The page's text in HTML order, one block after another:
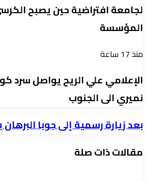
لجامعة افتراضية حين يصبح
المؤسسة
منذ 17 ساعة
الإعلامي علي الريح يواصل سرد
نميري الى الجنوب
بعد
رسمية
بعد زيارة رسمية إلى جوبا البرهان
مقالات ذات صلة